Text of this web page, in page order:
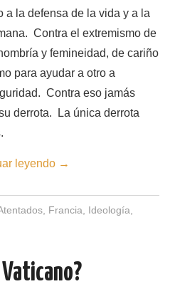
a la defensa de la vida y a la
Contra el extremismo de
y femineidad, de cariño
para ayudar a otro a
Contra eso jamás
derrota. La única derrota
leyendo →
, Francia Ideología